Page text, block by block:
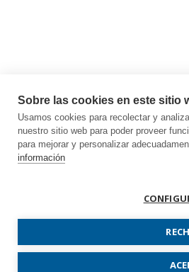
Sobre las cookies en este sitio
Usamos cookies para recolectar y
nuestro sitio web para poder proveer
para mejorar y personalizar
información